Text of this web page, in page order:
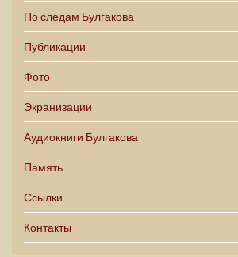
По следам Булгакова
Публикации
Фото
Экранизации
Аудиокниги Булгакова
Память
Ссылки
Контакты